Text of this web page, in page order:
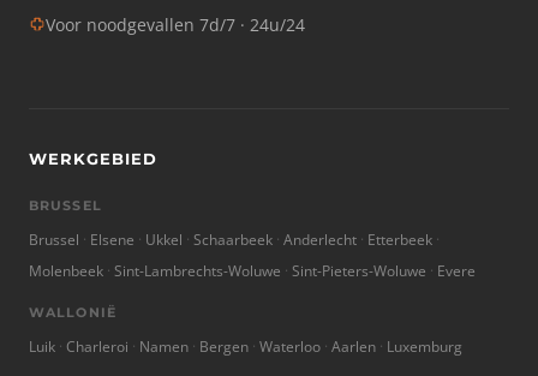
Voor noodgevallen 7d/7 · 24u/24
WERKGEBIED
BRUSSEL
Brussel Elsene Ukkel Schaarbeek Anderlecht Etterbeek
Molenbeek Sint-Lambrechts-Woluwe Sint-Pieters-Woluwe Evere
WALLONIË
Luik Charleroi Namen Bergen Waterloo Aarlen Luxemburg